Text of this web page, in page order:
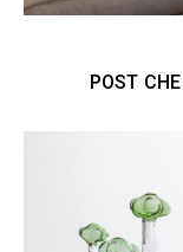
POST